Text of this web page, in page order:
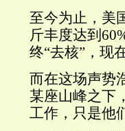
至今为止，美
斤丰度达到
终“去核”，现
而在这场声势
某座山峰之下
工作，只是他